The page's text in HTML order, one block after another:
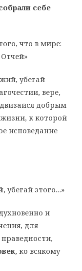
себе
что в мире:
убегай
вере,
добрым
к которой
исповедание
, убегай этого…»
и
для
, ко всякому